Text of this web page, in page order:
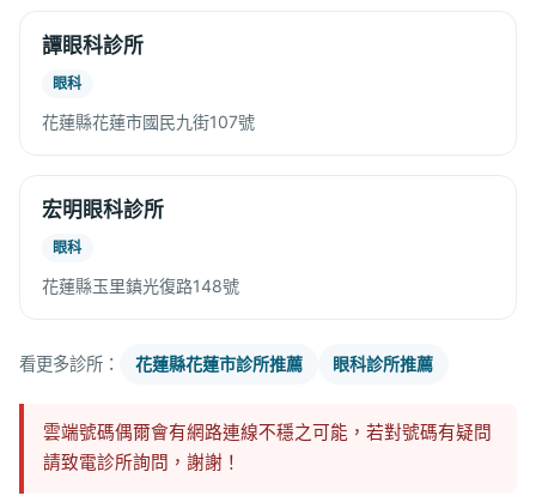
譚眼科診所
眼科
花蓮縣花蓮市國民九街107號
宏明眼科診所
眼科
花蓮縣玉里鎮光復路148號
看更多診所： 花蓮縣花蓮市診所推薦 眼科診所推薦
雲端號碼偶爾會有網路連線不穩之可能，若對號碼有疑問
請致電診所詢問，謝謝！